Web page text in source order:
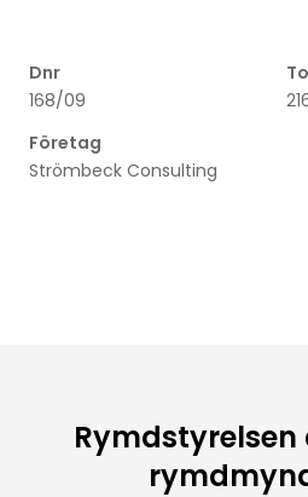
Dnr
168/09
Företag
Strömbeck Consulting
Rymdstyrelsen